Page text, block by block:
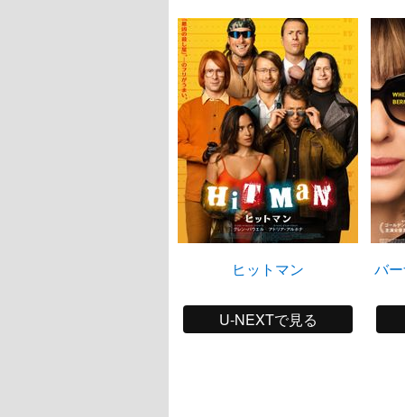
ヒットマン
U-NEXTで見る
バ